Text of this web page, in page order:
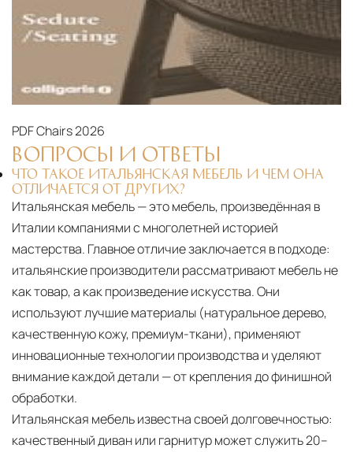
PDFChairs 2026
ВОПРОСЫ И ОТВЕТЫ
ЧТО ТАКОЕ ИТАЛЬЯНСКАЯ МЕБЕЛЬ И ЧЕМ ОНА
ОТЛИЧАЕТСЯ ОТ ДРУГИХ?
Итальянская мебель — это мебель, произведённая в
Италии компаниями с многолетней историей
мастерства. Главное отличие заключается в подходе:
итальянские производители рассматривают мебель не
как товар, а как произведение искусства. Они
используют лучшие материалы (натуральное дерево,
качественную кожу, премиум-ткани), применяют
инновационные технологии производства и уделяют
внимание каждой детали — от крепления до финишной
обработки.
Итальянская мебель известна своей долговечностью:
качественный диван или гарнитур может служить 20–